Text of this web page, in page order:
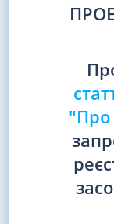
"Про